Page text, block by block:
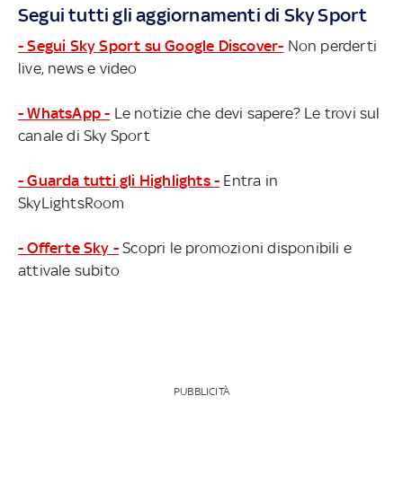
Buongiorno e Florenzi. Ecco le scelte del ct
Segui tutti gli aggiornamenti di Sky Sport
- Segui Sky Sport su Google Discover- Non perderti
live, news e video
- WhatsApp - Le notizie che devi sapere? Le trovi sul
canale di Sky Sport
- Guarda tutti gli Highlights - Entra in
SkyLightsRoom
- Offerte Sky - Scopri le promozioni disponibili e
attivale subito
PUBBLICITÀ